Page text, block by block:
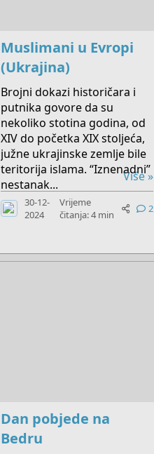
Muslimani u Evropi
(Ukrajina)
Brojni dokazi historičara i
putnika govore da su
nekoliko stotina godina, od
XIV do početka XIX stoljeća,
južne ukrajinske zemlje bile
teritorija islama. “Iznenadni”
nestanak...
Više »
30-12-
2024
Vrijeme
čitanja: 4 min
2
Dan pobjede na
Bedru